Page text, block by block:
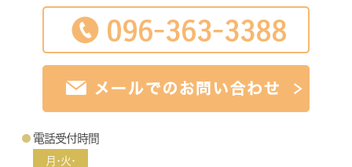
電話受付時間
月･火･